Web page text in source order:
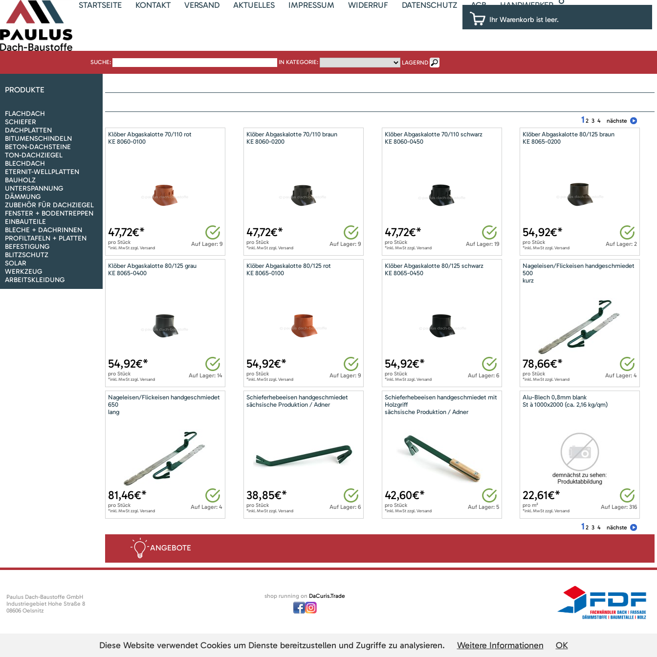
STARTSEITE KONTAKT VERSAND AKTUELLES IMPRESSUM WIDERRUF DATENSCHUTZ AGB HANDWERKER
Ihr Warenkorb ist leer.
SUCHE: IN KATEGORIE: LAGERND
PRODUKTE
FLACHDACH
SCHIEFER
DACHPLATTEN
BITUMENSCHINDELN
BETON-DACHSTEINE
TON-DACHZIEGEL
BLECHDACH
ETERNIT-WELLPLATTEN
BAUHOLZ
UNTERSPANNUNG
DÄMMUNG
ZUBEHÖR FÜR DACHZIEGEL
FENSTER + BODENTREPPEN
EINBAUTEILE
BLECHE + DACHRINNEN
PROFILTAFELN + PLATTEN
BEFESTIGUNG
BLITZSCHUTZ
SOLAR
WERKZEUG
ARBEITSKLEIDUNG
1 2 3 4 nächste
Klöber Abgaskalotte 70/110 rot
KE 8060-0100
Auf Lager: 9
47,72€*
pro Stück
*inkl. MwSt zzgl. Versand
Klöber Abgaskalotte 70/110 braun
KE 8060-0200
Auf Lager: 9
47,72€*
pro Stück
*inkl. MwSt zzgl. Versand
Klöber Abgaskalotte 70/110 schwarz
KE 8060-0450
Auf Lager: 19
47,72€*
pro Stück
*inkl. MwSt zzgl. Versand
Klöber Abgaskalotte 80/125 braun
KE 8065-0200
Auf Lager: 2
54,92€*
proStück
*inkl. MwSt zzgl. Versand
Klöber Abgaskalotte 80/125 grau
KE 8065-0400
Auf Lager: 14
54,92€*
pro Stück
*inkl. MwSt zzgl. Versand
Klöber Abgaskalotte 80/125 rot
KE 8065-0100
Auf Lager: 9
54,92€*
pro Stück
*inkl. MwSt zzgl. Versand
Klöber Abgaskalotte 80/125 schwarz
KE 8065-0450
Auf Lager: 6
54,92€*
pro Stück
*inkl. MwSt zzgl. Versand
Nageleisen/Flickeisen handgeschmiedet
500
kurz
Auf Lager: 4
78,66€*
proStück
*inkl. MwSt zzgl. Versand
Nageleisen/Flickeisen handgeschmiedet
650
lang
Auf Lager: 4
81,46€*
pro Stück
*inkl. MwSt zzgl. Versand
Schieferhebeeisen handgeschmiedet
sächsische Produktion / Adner
Auf Lager: 6
38,85€*
pro Stück
*inkl. MwSt zzgl. Versand
Schieferhebeeisen handgeschmiedet mit
Holzgriff
sächsische Produktion / Adner
Auf Lager: 5
42,60€*
pro Stück
*inkl. MwSt zzgl. Versand
Alu-Blech 0,8mm blank
St à 1000x2000 (ca. 2,16 kg/qm)
Auf Lager: 316
22,61€*
prom²
*inkl. MwSt zzgl. Versand
1 2 3 4 nächste
ANGEBOTE
Paulus Dach-Baustoffe GmbH
Industriegebiet Hohe Straße 8
08606 Oelsnitz
shop running on DaCuris.Trade
Diese Website verwendet Cookies um Dienste bereitzustellen und Zugriffe zu analysieren. Weitere Informationen OK